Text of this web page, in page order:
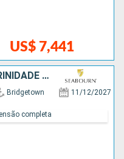
US$ 7,441
BARBADOS, SANTA LUCIA, TRINIDADE E TOBAGO, GRENADA, SÃO VINCENTE E GRANADINAS, ANTIGUA E BARBUDA, ESTADOS UNIDOS
Bridgetown 11/12/2027
completa